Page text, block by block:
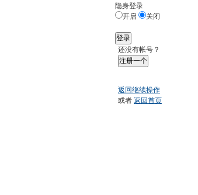
隐身登录
开启
关闭
登录
还没有帐号？
注册一个
返回继续操作
或者 返回首页